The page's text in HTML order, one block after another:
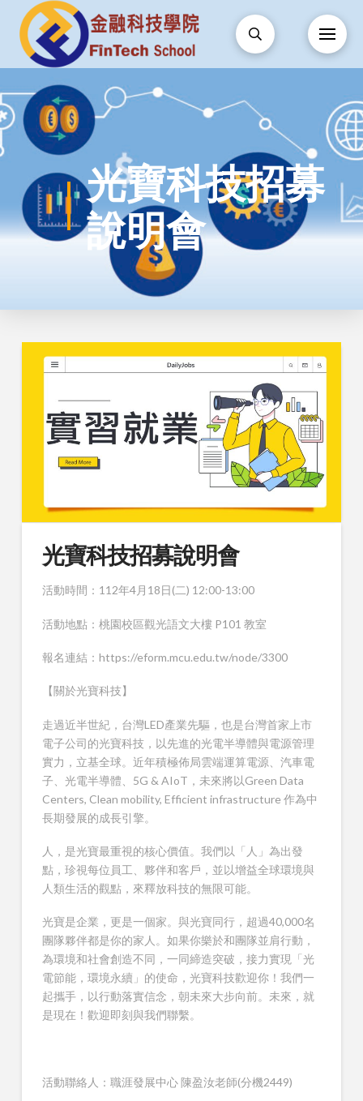
光寶科技招募
說明會
光寶科技招募說明會
活動時間：112年4月18日(二) 12:00-13:00
活動地點：桃園校區觀光語文大樓 P101 教室
報名連結：https://eform.mcu.edu.tw/node/3300
【關於光寶科技】
走過近半世紀，台灣LED產業先驅，也是台灣首家上市
電子公司的光寶科技，以先進的光電半導體與電源管理
實力，立基全球。近年積極佈局雲端運算電源、汽車電
子、光電半導體、5G & AIoT，未來將以Green Data
Centers, Clean mobility, Efficient infrastructure 作為中
長期發展的成長引擎。
人，是光寶最重視的核心價值。我們以「人」為出發
點，珍視每位員工、夥伴和客戶，並以增益全球環境與
人類生活的觀點，來釋放科技的無限可能。
光寶是企業，更是一個家。與光寶同行，超過40,000名
團隊夥伴都是你的家人。如果你樂於和團隊並肩行動，
為環境和社會創造不同，一同締造突破，接力實現「光
電節能，環境永續」的使命，光寶科技歡迎你！我們一
起攜手，以行動落實信念，朝未來大步向前。未來，就
是現在！歡迎即刻與我們聯繫。
活動聯絡人：職涯發展中心 陳盈汝老師(分機2449)